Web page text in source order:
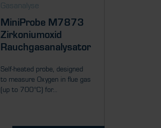
Gasanalyse
MiniProbe M7873
Zirkoniumoxid
Rauchgasanalysator
Self-heated probe, designed
to measure Oxygen in flue gas
(up to 700°C) for...